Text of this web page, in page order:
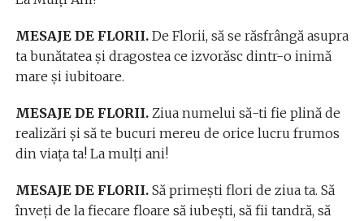
MESAJE DE FLORII.De Florii, să se răsfrângă asupra
ta bunătatea şi dragostea ce izvorăsc dintr-o inimă
mare şi iubitoare.
MESAJE DE FLORII.Ziua numelui să-ti fie plină de
realizări şi să te bucuri mereu de orice lucru frumos
din viaţa ta! La mulţi ani!
MESAJE DE FLORII.Să primeşti flori de ziua ta. Să
înveţi de la fiecare floare să iubeşti, să fii tandră, să